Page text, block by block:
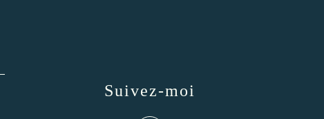
Suivez-moi